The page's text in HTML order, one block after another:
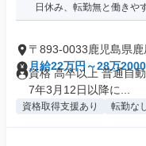
日休み、転勤無と働きや
〒893-0033鹿児島県
月給22万円～28万
資格 高卒以上 普通自
7年3月12日以降に...
資格取得支援あり 転勤な